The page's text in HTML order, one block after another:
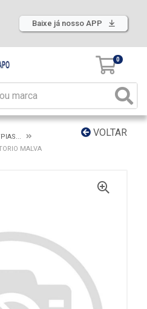
Baixe já nosso APP
0
VOLTAR
MALVA